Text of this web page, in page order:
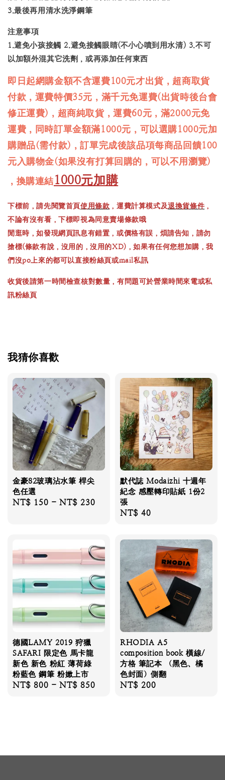
3.最後再用清水洗淨鋼筆
注意事項
1.避免小孩接觸 2.避免接觸眼睛(不小心噴到用水清) 3.不可
以加額外混其它洗劑，或再添加任何東西
即日起網購金額不含運費100元才出貨，超商取貨
付款，運費特價35元，滿千元免運費(出貨時後台會
修正運費)，超商純取貨，運費60元，滿2000元免
運費，同時訂單金額滿1000元，可以選購1000元加
購贈品(需付款)，訂單完成後該品項每商品回饋100
元入購物金(如果沒有打算回購的，可以不用瀏覽)
，換購連結1000元加購
下標前，請先閱覽首頁使用條款 ，運費計算模式及退換貨條件 ，
不論有沒有看，下標即視為同意賣場條款哦
閒逛時，如發現網頁訊息有錯置，或價格有誤，煩請告知，請勿
搶標(條款有說，沒用的，沒用的XD)，如果有任何您想加購，我
們沒po上來的都可以直接粉絲頁或mail私訊
收貨後請第一時間檢查核對數量，有問題可於營業時間來電或私
訊粉絲頁
我猜你喜歡
金豪82玻璃沾水筆 桿尖
色任選
Regular
NT$ 150 -NT$ 230
默代誌 Modaizhi 十週年
紀念 感壓轉印貼紙 1份2
張
Regular
NT$ 40
德國LAMY 2019 狩獵
SAFARI 限定色 馬卡龍
新色 新色 粉紅 薄荷綠
粉藍色 鋼筆 粉嫰上市
Regular
NT$ 800 -NT$ 850
RHODIA A5
composition book 橫線/
方格 筆記本 （黑色、橘
色封面）側翻
Regular
NT$ 200